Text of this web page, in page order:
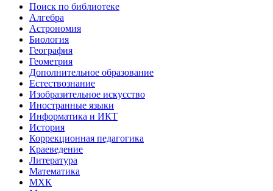
Поиск по библиотеке
Алгебра
Астрономия
Биология
География
Геометрия
Дополнительное образование
Естествознание
Изобразительное искусство
Иностранные языки
Информатика и ИКТ
История
Коррекционная педагогика
Краеведение
Литература
Математика
МХК